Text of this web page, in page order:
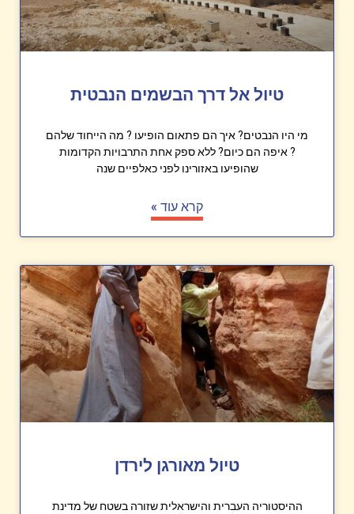
טיול אל דרך הבשמים הנבטית
מי היו הנבטים? איך הם פתאום הופיעו ? מה הייחוד שלהם
? איפה הם כיום? ללא ספק אחת התרבויות הקדומות
שהופיעו באזורינו לפני כאלפיים שנה
קרא עוד »
טיול מאורגן לירדן
ההיסטוריה העברית והישראלית שזורה בשטח של מדינת